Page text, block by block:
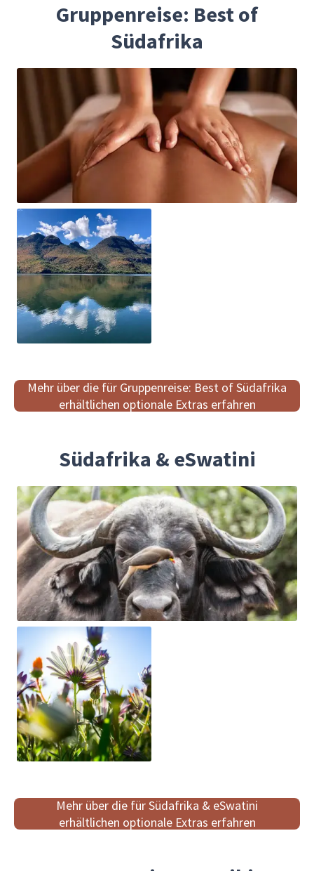
Gruppenreise: Best of
Südafrika
Mehr über die für Gruppenreise: Best of Südafrika
erhältlichen optionale Extras erfahren
Südafrika & eSwatini
Mehr über die für Südafrika & eSwatini
erhältlichen optionale Extras erfahren